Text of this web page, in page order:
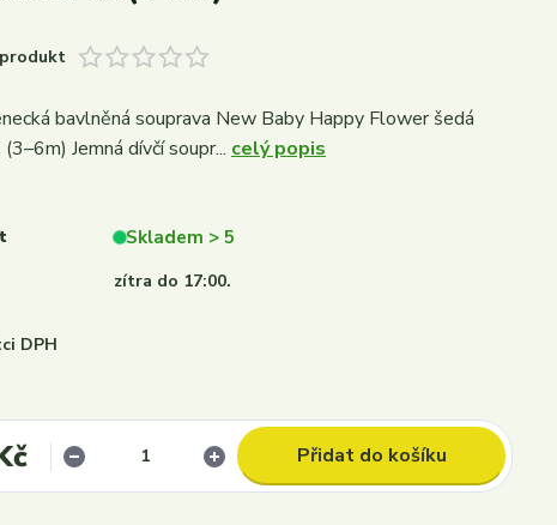
bavlněná souprava New Baby Happy Flower šedá
Jemná dívčí soupr... celý popis
Skladem > 5
zítra do 17:00.
DPH
Přidat do košíku